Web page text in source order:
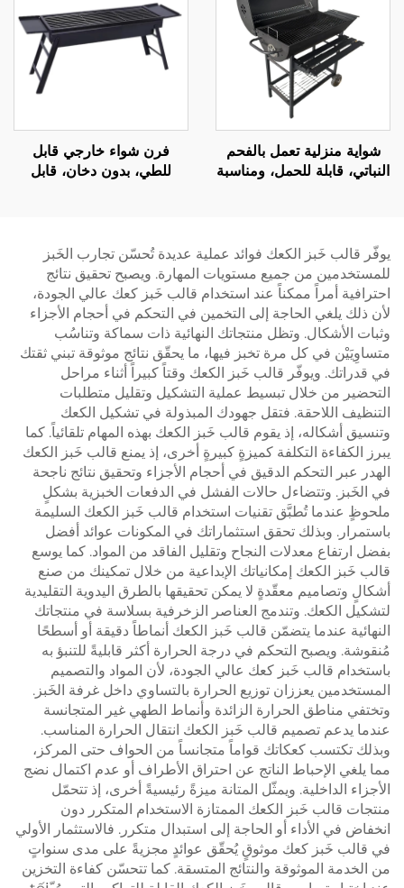
شواية منزلية تعمل بالفحم
النباتي، قابلة للحمل، ومناسبة
فرن شواء خارجي قابل
للطي، بدون دخان، قابل
يوفّر قالب خَبز الكعك فوائد عملية عديدة تُحسّن تجارب الخَبز
للمستخدمين من جميع مستويات المهارة. ويصبح تحقيق نتائج
احترافية أمراً ممكناً عند استخدام قالب خَبز كعك عالي الجودة،
لأن ذلك يلغي الحاجة إلى التخمين في التحكم في أحجام الأجزاء
وثبات الأشكال. وتظل منتجاتك النهائية ذات سماكة وتناسُب
متساوِيَيْن في كل مرة تخبز فيها، ما يحقّق نتائج موثوقة تبني ثقتك
في قدراتك. ويوفّر قالب خَبز الكعك وقتاً كبيراً أثناء مراحل
التحضير من خلال تبسيط عملية التشكيل وتقليل متطلبات
التنظيف اللاحقة. فتقل جهودك المبذولة في تشكيل الكعك
وتنسيق أشكاله، إذ يقوم قالب خَبز الكعك بهذه المهام تلقائياً. كما
يبرز الكفاءة التكلفة كميزةٍ كبيرةٍ أخرى، إذ يمنع قالب خَبز الكعك
الهدر عبر التحكم الدقيق في أحجام الأجزاء وتحقيق نتائج ناجحة
في الخَبز. وتتضاءل حالات الفشل في الدفعات الخبزية بشكلٍ
ملحوظٍ عندما تُطبَّق تقنيات استخدام قالب خَبز الكعك السليمة
باستمرار. وبذلك تحقق استثماراتك في المكونات عوائد أفضل
بفضل ارتفاع معدلات النجاح وتقليل الفاقد من المواد. كما يوسع
قالب خَبز الكعك إمكانياتك الإبداعية من خلال تمكينك من صنع
أشكالٍ وتصاميم معقّدةٍ لا يمكن تحقيقها بالطرق اليدوية التقليدية
لتشكيل الكعك. وتندمج العناصر الزخرفية بسلاسة في منتجاتك
النهائية عندما يتضمّن قالب خَبز الكعك أنماطاً دقيقة أو أسطحًا
مُنقوشة. ويصبح التحكم في درجة الحرارة أكثر قابليةً للتنبؤ به
باستخدام قالب خَبز كعك عالي الجودة، لأن المواد والتصميم
المستخدمين يعززان توزيع الحرارة بالتساوي داخل غرفة الخَبز.
وتختفي مناطق الحرارة الزائدة وأنماط الطهي غير المتجانسة
عندما يدعم تصميم قالب خَبز الكعك انتقال الحرارة المناسب.
وبذلك تكتسب كعكاتك قواماً متجانساً من الحواف حتى المركز،
مما يلغي الإحباط الناتج عن احتراق الأطراف أو عدم اكتمال نضج
الأجزاء الداخلية. ويمثّل المتانة ميزةً رئيسيةً أخرى، إذ تتحمّل
منتجات قالب خَبز الكعك الممتازة الاستخدام المتكرر دون
انخفاض في الأداء أو الحاجة إلى استبدال متكرر. فالاستثمار الأولي
في قالب خَبز كعك موثوقٍ يُحقّق عوائدٍ مجزيةً على مدى سنواتٍ
من الخدمة الموثوقة والنتائج المتسقة. كما تتحسّن كفاءة التخزين